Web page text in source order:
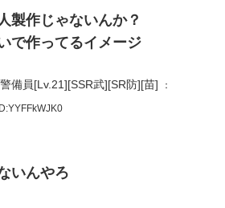
製作じゃないんか？
で作ってるイメージ
備員[Lv.21][SSR武][SR防][苗] ：
ID:YYFFkWJK0
いんやろ